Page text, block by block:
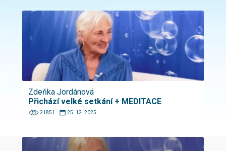
Zdeňka Jordánová
Přichází velké setkání + MEDITACE
21851 25. 12. 2025